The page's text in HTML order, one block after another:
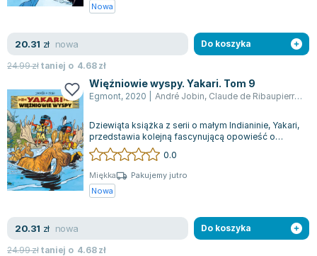
Nowa
20.31 zł nowa
24.99złtaniej o 4.68zł
Do koszyka
Więźniowie wyspy. Yakari. Tom 9
Egmont, 2020 André Jobin, Claude de Ribaupierre ,
Dziewiąta książka z serii o małym Indianinie, Yakari,
przedstawia kolejną fascynującą opowieść o
przyjaźni i odwadze. Yakari, wraz...
0.0
Miękka
Pakujemy jutro
Nowa
20.31 zł nowa
24.99złtaniej o 4.68zł
Do koszyka